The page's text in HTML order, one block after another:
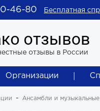
46-80 Бесплатная
отзывов
отзывы в России
Организации
Ансамбли и